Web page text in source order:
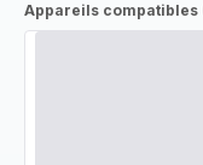
Appareils compatibles